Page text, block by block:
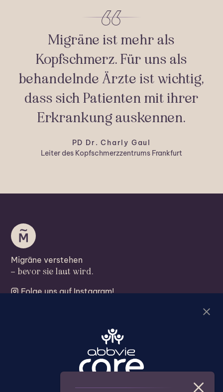
Die Diagnose traf mich wie ein
Schlag. Aber gleichzeitig war
es eine Erleichterung. Endlich
hatte mein Leiden einen
Namen und ich konnte
aufhören, an mir selbst zu
zweifeln.
Migräne-Bloggerin
Die Erkenntnis, dass die
Migräne bleibt und mein
Migräne-Management haben
mir mehr innere Ruhe
gegeben.
Tanja
Migräne-Bloggerin & Coach
Migräne ist mehr als
Kopfschmerz. Für uns als
behandelnde Ärzte ist wichtig,
dass sich Patienten mit ihrer
Erkrankung auskennen.
PD Dr. Charly Gaul
Leiter des Kopfschmerzzentrums Frankfurt
Migräne verstehen
– bevor sie laut wird.
Folge uns auf Instagram!
Über die Kampagne
Migräne-Alltagscheck